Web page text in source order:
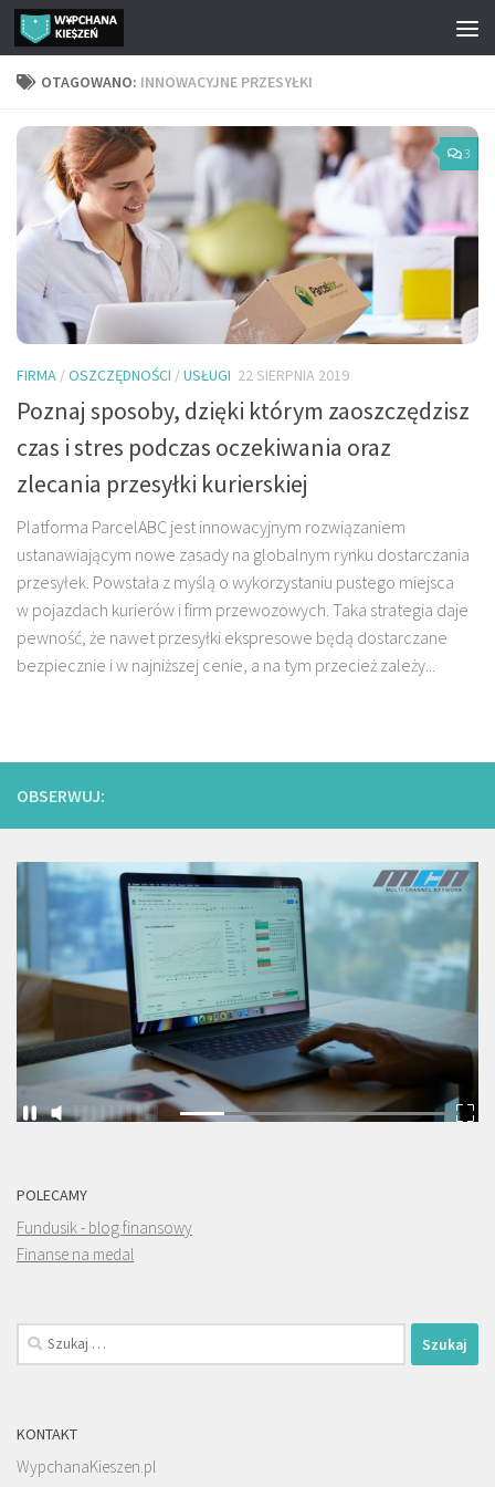
Przejdź do treści
OTAGOWANO: INNOWACYJNE PRZESYŁKI
3
FIRMA /OSZCZĘDNOŚCI /USŁUGI 22 SIERPNIA 2019
Poznaj sposoby, dzięki którym zaoszczędzisz
czas i stres podczas oczekiwania oraz
zlecania przesyłki kurierskiej
Platforma ParcelABC jest innowacyjnym rozwiązaniem
ustanawiającym nowe zasady na globalnym rynku dostarczania
przesyłek. Powstała z myślą o wykorzystaniu pustego miejsca
w pojazdach kurierów i firm przewozowych. Taka strategia daje
pewność, że nawet przesyłki ekspresowe będą dostarczane
bezpiecznie i w najniższej cenie, a na tym przecież zależy...
OBSERWUJ:
POLECAMY
Fundusik - blog finansowy
Finanse na medal
Szukaj:
KONTAKT
WypchanaKieszen.pl